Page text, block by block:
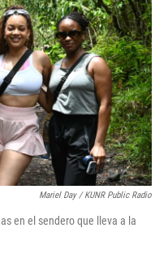
Mariel Day / KUNR Public Radio
en el sendero que lleva a la